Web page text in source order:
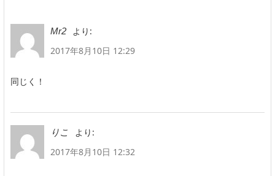
Mr2
より:
2017年8月10日 12:29
同じく！
りこ
より:
2017年8月10日 12:32